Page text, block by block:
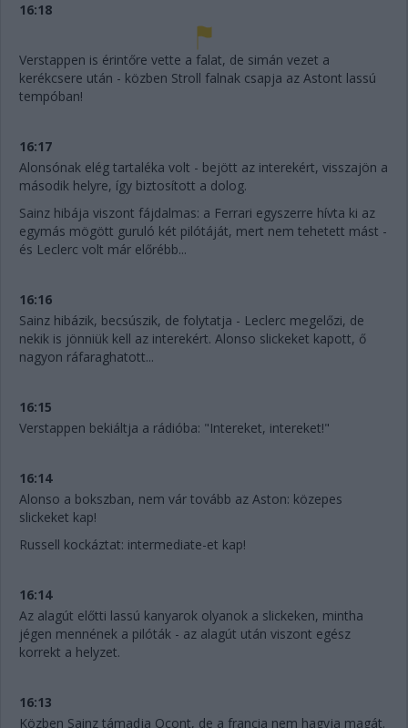
16:18
Verstappen is érintőre vette a falat, de simán vezet a
kerékcsere után - közben Stroll falnak csapja az Astont lassú
tempóban!
16:17
Alonsónak elég tartaléka volt - bejött az interekért, visszajön a
második helyre, így biztosított a dolog.
Sainz hibája viszont fájdalmas: a Ferrari egyszerre hívta ki az
egymás mögött guruló két pilótáját, mert nem tehetett mást -
és Leclerc volt már előrébb...
16:16
Sainz hibázik, becsúszik, de folytatja - Leclerc megelőzi, de
nekik is jönniük kell az interekért. Alonso slickeket kapott, ő
nagyon ráfaraghatott...
16:15
Verstappen bekiáltja a rádióba: "Intereket, intereket!"
16:14
Alonso a bokszban, nem vár tovább az Aston: közepes
slickeket kap!
Russell kockáztat: intermediate-et kap!
16:14
Az alagút előtti lassú kanyarok olyanok a slickeken, mintha
jégen mennének a pilóták - az alagút után viszont egész
korrekt a helyzet.
16:13
Közben Sainz támadja Ocont, de a francia nem hagyja magát.